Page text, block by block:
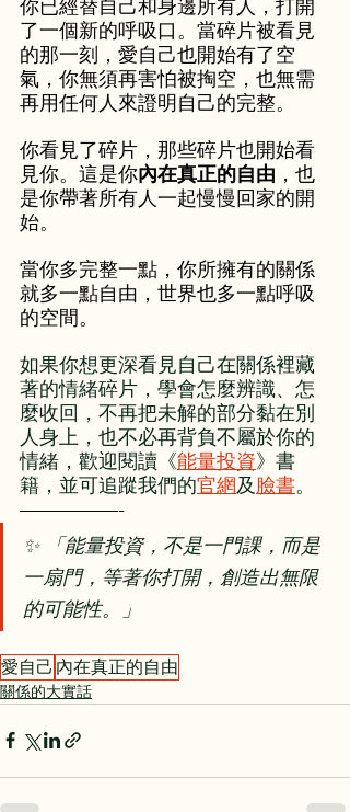
你已經替自己和身邊所有人，打開
了一個新的呼吸口。當碎片被看見
的那一刻，愛自己也開始有了空
氣，你無須再害怕被掏空，也無需
再用任何人來證明自己的完整。
你看見了碎片，那些碎片也開始看
見你。這是你內在真正的自由 ，也
是你帶著所有人一起慢慢回家的開
始。
當你多完整一點，你所擁有的關係
就多一點自由，世界也多一點呼吸
的空間。
如果你想更深看見自己在關係裡藏
著的情緒碎片，學會怎麼辨識、怎
麼收回，不再把未解的部分黏在別
人身上，也不必再背負不屬於你的
情緒，歡迎閱讀《能量投資》書
籍，並可追蹤我們的官網及臉書。
—————-
✨ 「能量投資，不是一門課，而是
一扇門，等著你打開，創造出無限
的可能性。」
愛自己 內在真正的自由
關係的大實話